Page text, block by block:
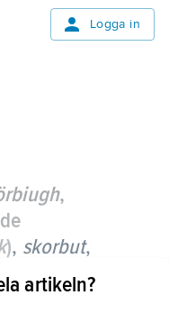
Logga in
,
), skorbut,
till följd av
artikeln?